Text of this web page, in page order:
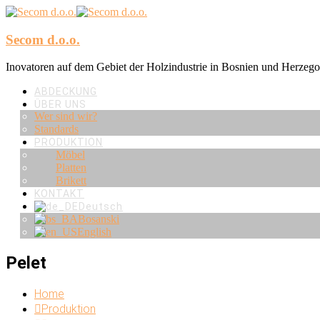
Secom d.o.o.
Inovatoren auf dem Gebiet der Holzindustrie in Bosnien und
ABDECKUNG
ÜBER UNS
Wer sind wir?
Standards
PRODUKTION
Möbel
Platten
Brikett
KONTAKT
Deutsch
Bosanski
English
Pelet
Home
Produktion